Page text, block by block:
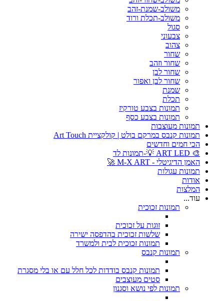
משולב-שמנת-זהב
משולב-תכלת ורוד
סגול
צבעוני
צהוב
שחור
שחור וזהב
שחור לבן
שחור לבן ואפור
שמנת
תכלת
תמונות בצבע טורקיז
תמונות בצבע כסף
תמונות מעוצבות
תמונות קנבס במרקם בולט | קולקציית Art Touch
הכי חמים וחדשים
🎨 ART LED 💡-תמונות לד
האמן הדיגיטלי - M-X ART 🚀
תמונות עגולות
אודות
המלצות
עוד...
תמונות זכוכית
זוגות על זכוכית
שלשות זכוכית בהדפסה ישירה
תמונות זכוכית לבית ולמשרד
תמונות קנבס
תמונות קנבס בודדות לכל חלל עם או בלי מסגרת
סטים מעוצבים
תמונות לפי נושא וסגנון